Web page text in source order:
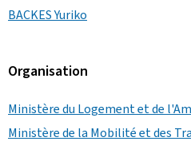
BACKES Yuriko
Organisation
Ministère du Logement et de
Ministère de la Mobilité et des